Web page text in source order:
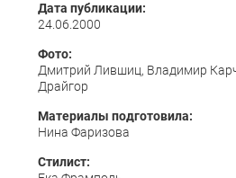
Дата публикации:
24.06.2000
Фото:
Дмитрий Лившиц, Владимир
Драйгор
Материалы подготовила:
Нина Фаризова
Стилист: